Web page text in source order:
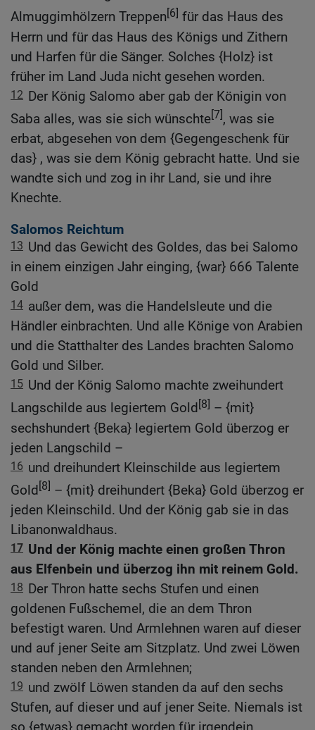
Almuggimhölzern Treppen[6] für das Haus des
Herrn und für das Haus des Königs und Zithern
und Harfen für die Sänger. Solches {Holz} ist
früher im Land Juda nicht gesehen worden.
12 Der König Salomo aber gab der Königin von
Saba alles, was sie sich wünschte[7], was sie
erbat, abgesehen von dem {Gegengeschenk für
das} , was sie dem König gebracht hatte. Und sie
wandte sich und zog in ihr Land, sie und ihre
Knechte.
Salomos Reichtum
13 Und das Gewicht des Goldes, das bei Salomo
in einem einzigen Jahr einging, {war} 666 Talente
Gold
14 außer dem, was die Handelsleute und die
Händler einbrachten. Und alle Könige von Arabien
und die Statthalter des Landes brachten Salomo
Gold und Silber.
15 Und der König Salomo machte zweihundert
Langschilde aus legiertem Gold[8] – {mit}
sechshundert {Beka} legiertem Gold überzog er
jeden Langschild –
16 und dreihundert Kleinschilde aus legiertem
Gold[8] – {mit} dreihundert {Beka} Gold überzog er
jeden Kleinschild. Und der König gab sie in das
Libanonwaldhaus.
17 Und der König machte einen großen Thron
aus Elfenbein und überzog ihn mit reinem Gold.
18 Der Thron hatte sechs Stufen und einen
goldenen Fußschemel, die an dem Thron
befestigt waren. Und Armlehnen waren auf dieser
und auf jener Seite am Sitzplatz. Und zwei Löwen
standen neben den Armlehnen;
19 und zwölf Löwen standen da auf den sechs
Stufen, auf dieser und auf jener Seite. Niemals ist